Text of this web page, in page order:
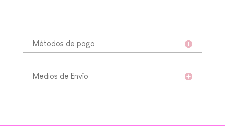
Métodos de pago
Medios de Envío